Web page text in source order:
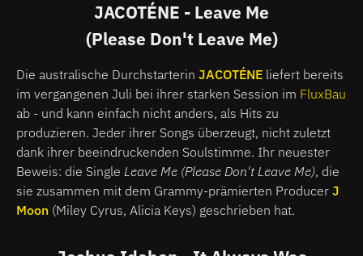
JACOTÉNE - Leave Me
(Please Don't Leave Me)
Die australische Durchstarterin JACOTÉNE liefert bereits
im vergangenen Juli bei ihrer starken Session im FluxBau
ab - und kann einfach nicht anders, als Hits zu
produzieren. Jeder ihrer Songs überzeugt, nicht zuletzt
dank ihrer beeindruckenden Soulstimme. Ihr neuester
Beweis: die Single Leave Me (Please Don't Leave Me), die
sie zusammen mit dem Grammy-prämierten Producer J
Moon (Miley Cyrus, Alicia Keys) geschrieben hat.